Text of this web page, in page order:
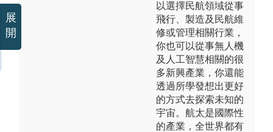
以選擇民航領域從事
飛行、製造及民航維
修或管理相關行業，
你也可以從事無人機
及人工智慧相關的很
多新興產業，你還能
透過所學發想出更好
的方式去探索未知的
宇宙。航太是國際性
的產業，全世界都有
展
開